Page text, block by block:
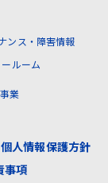
ンス・障害情報
ルーム
業
個人情報保護方針
事項